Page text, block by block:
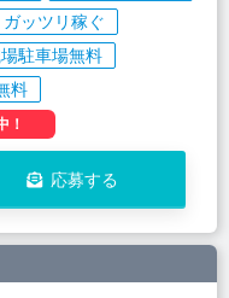
ガッツリ稼ぐ
駐車場無料
料
！
応募する